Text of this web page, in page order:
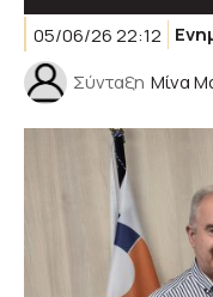
05/06/26 22:12
Σύνταξη Μίνα